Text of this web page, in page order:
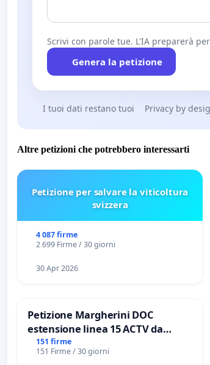
Scrivi con parole tue. L'IA preparerà
Genera la petizione
I tuoi dati restano tuoi Privacy by
Altre petizioni che potrebbero interessarti
Petizione per salvare la viticoltura
svizzera
4 087 firme
2 699 Firme / 30 giorni
30 Apr 2026
Petizione Margherini DOC
estensione linea 15 ACTV da
Marghera P.zza S. Antonio
all'aeroporto Marco Polo tariffa a
151 firme
151 Firme / 30 giorni